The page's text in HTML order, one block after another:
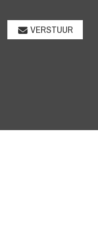
VERSTUUR